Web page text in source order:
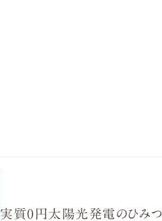
実質0円太陽光発電のひみつ